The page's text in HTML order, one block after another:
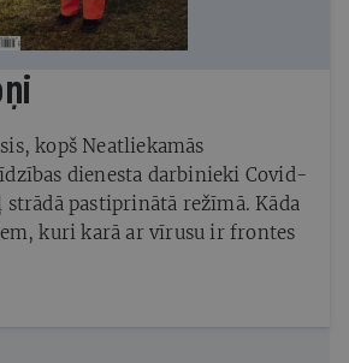
kopš Neatliekamās
dienesta darbinieki Covid-
strādā pastiprinātā režīmā. Kāda
kuri karā ar vīrusu ir frontes